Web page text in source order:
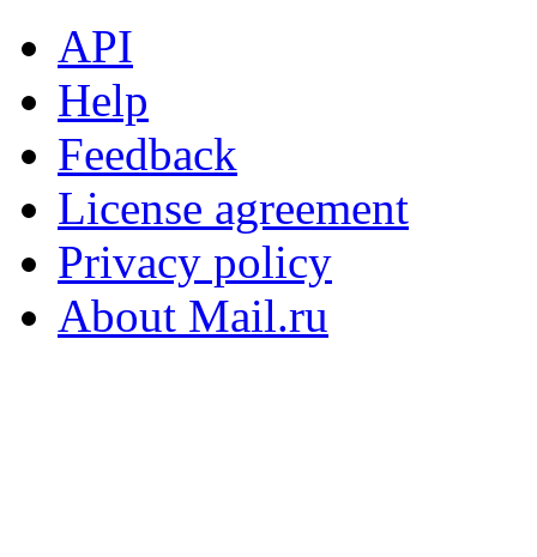
API
Help
Feedback
License agreement
Privacy policy
About Mail.ru